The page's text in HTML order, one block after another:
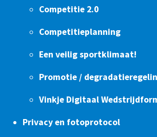
Competitie 2.0
Competitieplanning
Een veilig sportklimaat!
Promotie /
Vinkje Digitaal
Privacy en fotoprotocol